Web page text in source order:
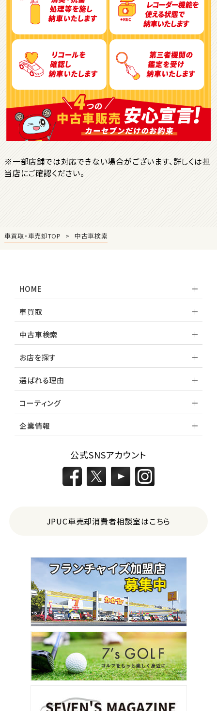
位
トヨタ
ヴォクシー
ＳＵＶ・クロカン
1 位
トヨタ
ヤリスクロス
※一部店舗では対応できない場合がございます、詳しくは担
当店にご確認ください。
車買取・車売却TOP 中古車検索
HOME
車買取
中古車検索
お店を探す
選ばれる理由
コーティング
企業情報
公式SNSアカウント
JPUC車売却消費者相談室はこちら